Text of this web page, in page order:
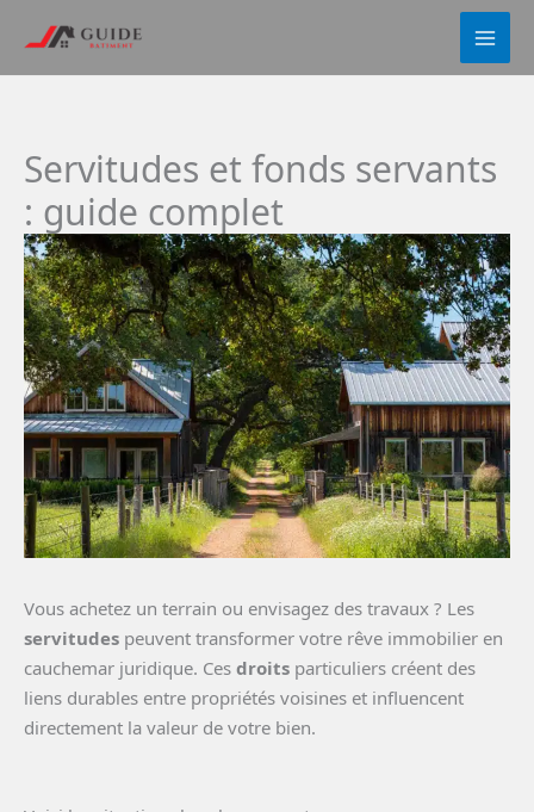
contenu
Servitudes et fonds servants
: guide complet
Vous achetez un terrain ou envisagez des travaux ? Les
servitudes peuvent transformer votre rêve immobilier en
cauchemar juridique. Ces droits particuliers créent des
liens durables entre propriétés voisines et influencent
directement la valeur de votre bien.